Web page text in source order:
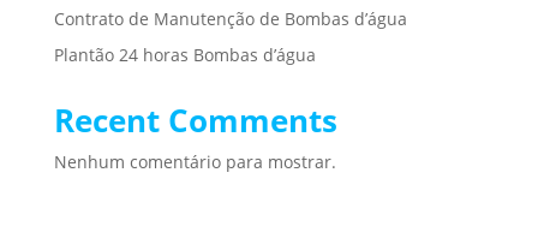
Contrato de Manutenção de Bombas d’água
Plantão 24 horas Bombas d’água
Recent Comments
Nenhum comentário para mostrar.